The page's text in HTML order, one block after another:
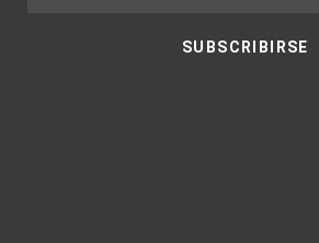
SUBSCRIBIRSE